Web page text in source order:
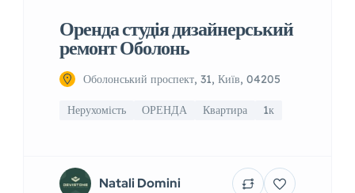
Оренда студія дизайнерський
ремонт Оболонь
Оболонський проспект, 31, Київ, 04205
Нерухомість ОРЕНДА Квартира 1к
Natali Domini